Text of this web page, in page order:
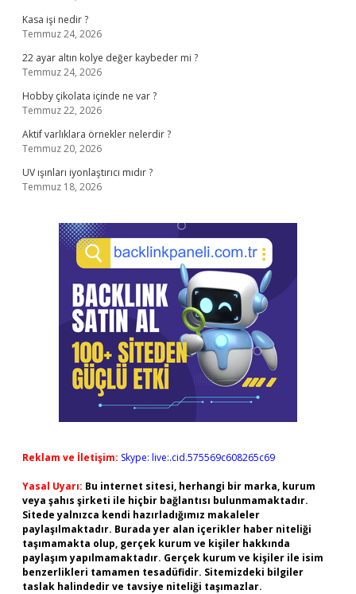
Kasa işi nedir ?
Temmuz 24, 2026
22 ayar altın kolye değer kaybeder mi ?
Temmuz 24, 2026
Hobby çikolata içinde ne var ?
Temmuz 22, 2026
Aktif varlıklara örnekler nelerdir ?
Temmuz 20, 2026
UV ışınları iyonlaştırıcı mıdır ?
Temmuz 18, 2026
Reklam ve İletişim: Skype: live:.cid.575569c608265c69
Yasal Uyarı: Bu internet sitesi, herhangi bir marka, kurum
veya şahıs şirketi ile hiçbir bağlantısı bulunmamaktadır.
Sitede yalnızca kendi hazırladığımız makaleler
paylaşılmaktadır. Burada yer alan içerikler haber niteliği
taşımamakta olup, gerçek kurum ve kişiler hakkında
paylaşım yapılmamaktadır. Gerçek kurum ve kişiler ile isim
benzerlikleri tamamen tesadüfidir. Sitemizdeki bilgiler
taslak halindedir ve tavsiye niteliği taşımazlar.